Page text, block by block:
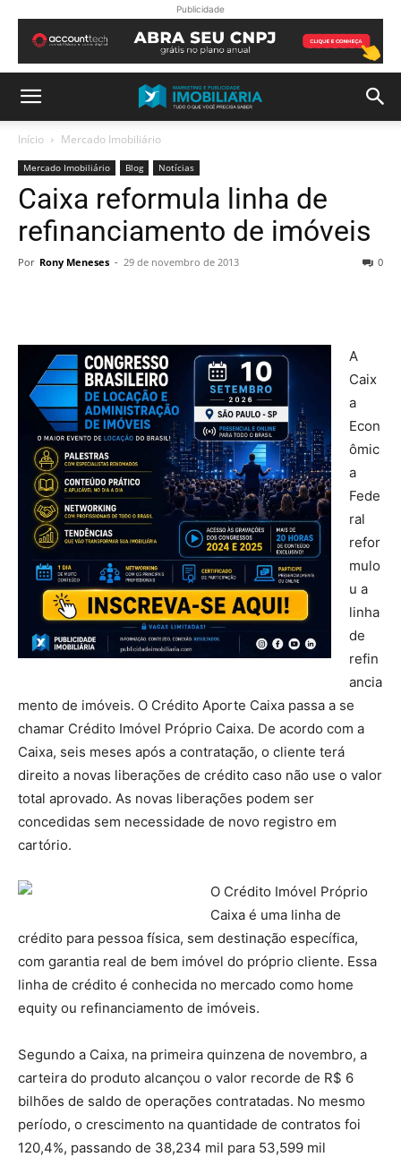
Publicidade
Início Mercado Imobiliário
Mercado Imobiliário Blog Notícias
Caixa reformula linha de
refinanciamento de imóveis
Por Rony Meneses - 29 de novembro de 2013 0
A
Caix
a
Econ
ômic
a
Fede
ral
refor
mulo
u a
linha
de
refin
ancia
mento de imóveis. O Crédito Aporte Caixa passa a se
chamar Crédito Imóvel Próprio Caixa. De acordo com a
Caixa, seis meses após a contratação, o cliente terá
direito a novas liberações de crédito caso não use o valor
total aprovado. As novas liberações podem ser
concedidas sem necessidade de novo registro em
cartório.
O Crédito Imóvel Próprio
Caixa é uma linha de
crédito para pessoa física, sem destinação específica,
com garantia real de bem imóvel do próprio cliente. Essa
linha de crédito é conhecida no mercado como home
equity ou refinanciamento de imóveis.
Segundo a Caixa, na primeira quinzena de novembro, a
carteira do produto alcançou o valor recorde de R$ 6
bilhões de saldo de operações contratadas. No mesmo
período, o crescimento na quantidade de contratos foi
120,4%, passando de 38,234 mil para 53,599 mil